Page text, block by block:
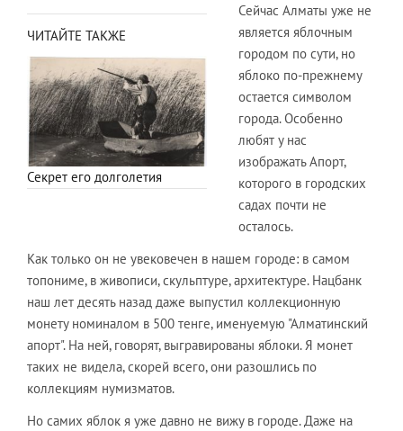
ЧИТАЙТЕ ТАКЖЕ
Секрет его долголетия
Сейчас Алматы уже не
является яблочным
городом по сути, но
яблоко по-прежнему
остается символом
города. Особенно
любят у нас
изображать Апорт,
которого в городских
садах почти не
осталось.
Как только он не увековечен в нашем городе: в самом
топониме, в живописи, скульптуре, архитектуре. Нацбанк
наш лет десять назад даже выпустил коллекционную
монету номиналом в 500 тенге, именуемую "Алматинский
апорт". На ней, говорят, выгравированы яблоки. Я монет
таких не видела, скорей всего, они разошлись по
коллекциям нумизматов.
Но самих яблок я уже давно не вижу в городе. Даже на